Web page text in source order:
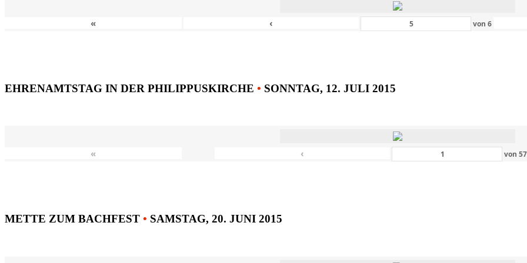
« ‹ von6
EHRENAMTSTAG IN DER PHILIPPUSKIRCHE • SONNTAG, 12. JULI 2015
« ‹ von57
METTE ZUM BACHFEST • SAMSTAG, 20. JUNI 2015